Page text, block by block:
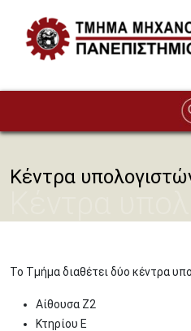
Image
Κέντρα
Το Τμήμα διαθέτει δύο κέντρα
Αίθουσα Ζ2
Κτηρίου Ε